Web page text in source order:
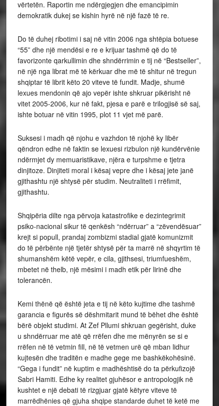
vërtetën. Raportin me ndërgjegjen dhe emancipimin
demokratik dukej se kishin hyrë në një fazë të re.
Do të duhej ribotimi i saj në vitin 2006 nga shtëpia botuese
“55” dhe një mendësi e re e krijuar tashmë që do të
favorizonte qarkullimin dhe shndërrimin e tij në “Bestseller”,
në një nga librat më të kërkuar dhe më të shitur në tregun
shqiptar të librit këto 20 viteve të fundit. Madje, shumë
lexues mendonin që ajo vepër ishte shkruar pikërisht në
vitet 2005-2006, kur në fakt, pjesa e parë e trilogjisë së saj,
ishte botuar në vitin 1995, plot 11 vjet më parë.
Suksesi i madh që njohu e vazhdon të njohë ky libër
qëndron edhe në faktin se lexuesi rizbulon një kundërvënie
ndërmjet dy memuaristikave, njëra e turpshme e tjetra
dinjitoze. Dinjiteti moral i kësaj vepre dhe i kësaj jete janë
gjithashtu një shtysë për studim. Neutraliteti i rrëfimit,
gjithashtu.
Shqipëria dilte nga përvoja katastrofike e dezintegrimit
psiko-nacional sikur të qenkësh “ndërruar” a “zëvendësuar”
krejt si popull, prandaj zombizmi stadial gjatë komunizmit
do të përbënte një tjetër shtysë për ta marrë në shqyrtim të
shumanshëm këtë vepër, e cila, gjithsesi, triumfueshëm,
mbetet në thelb, një mësimi i madh etik për lirinë dhe
tolerancën.
Kemi thënë që është jeta e tij në këto kujtime dhe tashmë
garancia e figurës së dëshmitarit mund të bëhet dhe është
bërë objekt studimi. At Zef Pllumi shkruan gegërisht, duke
u shndërruar me atë që rrëfen dhe me mënyrën se si e
rrëfen në të vetmin fill, në të vetmen urë që mban lidhur
kujtesën dhe traditën e madhe gege me bashkëkohësinë.
“Gega i fundit” në kuptim e madhështisë do ta përkufizojë
Sabri Hamiti. Edhe ky realitet gjuhësor e antropologjik në
kushtet e një debati të rizgjuar gjatë këtyre viteve të
marrëdhënies që gjuha shqipe standarde duhet të ketë me